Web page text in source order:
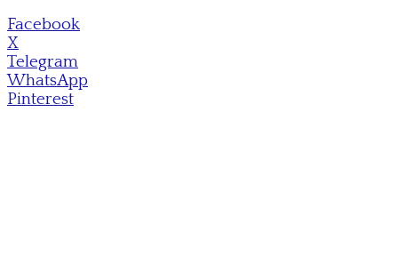
Facebook
X
Telegram
WhatsApp
Pinterest